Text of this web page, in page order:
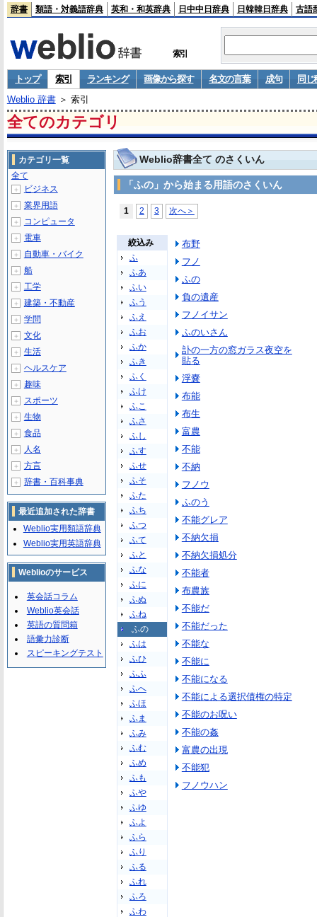
辞書 類語・対義語辞典 英和・和英辞典 日中中日辞典 日韓韓日辞典 古語
索引
トップ 索引 ランキング 画像から探す 名文の言葉 成句
同じ
Weblio 辞書＞ 索引
全てのカテゴリ
Weblio辞書全て のさくいん
「ふの」から始まる用語のさくいん
1 2 3 次へ＞
絞込み
ふ
ふあ
ふい
ふう
ふえ
ふお
ふか
ふき
ふく
ふけ
ふこ
ふさ
ふし
ふす
ふせ
ふそ
ふた
ふち
ふつ
ふて
ふと
ふな
ふに
ふぬ
ふね
ふの
ふは
ふひ
ふふ
ふへ
ふほ
ふま
ふみ
ふむ
ふめ
ふも
ふや
ふゆ
ふよ
ふら
ふり
ふる
ふれ
ふろ
ふわ
布野
フノ
ふの
負の遺産
フノイサン
ふのいさん
訃の一方の窓ガラス夜空を
貼る
浮嚢
布能
布生
富農
不能
不納
フノウ
ふのう
不能グレア
不納欠損
不納欠損処分
不能者
布農族
不能だ
不能だった
不能な
不能に
不能になる
不能による選択債権の特定
不能のお呪い
不能の姦
富農の出現
不能犯
フノウハン
カテゴリ一覧
全て
＋ ビジネス
＋ 業界用語
＋ コンピュータ
＋ 電車
＋ 自動車・バイク
＋ 船
＋ 工学
＋ 建築・不動産
＋ 学問
＋ 文化
＋ 生活
＋ ヘルスケア
＋ 趣味
＋ スポーツ
＋ 生物
＋ 食品
＋ 人名
＋ 方言
＋ 辞書・百科事典
最近追加された辞書
Weblio実用類語辞典
Weblio実用英語辞典
Weblioのサービス
英会話コラム
Weblio英会話
英語の質問箱
語彙力診断
スピーキングテスト